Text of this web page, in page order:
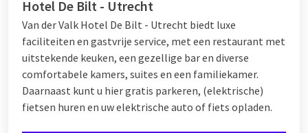
Hotel De Bilt - Utrecht
Van der Valk Hotel De Bilt - Utrecht biedt luxe
faciliteiten en gastvrije service, met een restaurant met
uitstekende keuken, een gezellige bar en diverse
comfortabele kamers, suites en een familiekamer.
Daarnaast kunt u hier gratis parkeren, (elektrische)
fietsen huren en uw elektrische auto of fiets opladen.